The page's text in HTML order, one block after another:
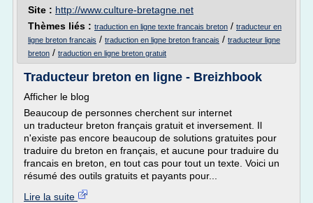
Site : http://www.culture-bretagne.net
Thèmes liés : traduction en ligne texte francais breton / traducteur en
ligne breton francais / traduction en ligne breton francais / traducteur ligne
breton / traduction en ligne breton gratuit
Traducteur breton en ligne - Breizhbook
Afficher le blog
Beaucoup de personnes cherchent sur internet
un traducteur breton français gratuit et inversement. Il
n'existe pas encore beaucoup de solutions gratuites pour
traduire du breton en français, et aucune pour traduire du
francais en breton, en tout cas pour tout un texte. Voici un
résumé des outils gratuits et payants pour...
Lire la suite